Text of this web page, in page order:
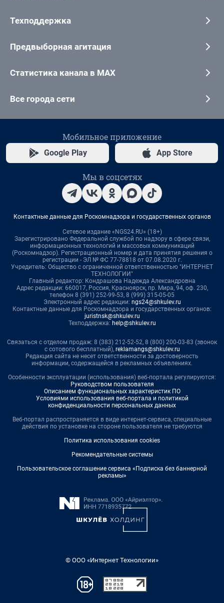
Техподдержка
Предвыборная агитация
Статистика канала в MAX
Все города сети
Мобильное приложение
Google Play App Store
Мы в соцсетях
Контактные данные для Роскомнадзора и государственных органов
Сетевое издание «NGS24.RU» (18+)
Зарегистрировано Федеральной службой по надзору в сфере связи,
информационных технологий и массовых коммуникаций
(Роскомнадзор). Регистрационный номер и дата принятия решения о
регистрации - ЭЛ № ФС 77-78818 от 07.08.2020 г.
Учредитель: Общество с ограниченной ответственностью "ИНТЕРНЕТ
ТЕХНОЛОГИИ"
Главный редактор: Кондрашова Надежда Александровна
Адрес редакции: 660017, Россия, Красноярск, пр. Мира, 94, оф. 230,
телефон 8 (391) 252-99-53, 8 (999) 315-05-05
Электронный адрес редакции: ngs24@shkulev.ru
Контактные данные для Роскомнадзора и государственных органов:
juristnsk@shkulev.ru
Техподдержка: help@shkulev.ru
Связаться с отделом продаж: 8 (383) 212-52-52, 8 (800) 200-03-83 (звонок
с сотового бесплатный), reklamangs@shkulev.ru
Редакция сайта не несет ответственности за достоверность
информации, содержащейся в рекламных объявлениях.
Особенности эксплуатации (использования) веб-портала регулируются:
Руководством пользователя
Описанием функциональных характеристик ПО
Условиями использования веб-портала и политикой
конфиденциальности персональных данных
Веб-портал распространяется в виде интернет-сервиса, специальные
действия по установке на стороне пользователя не требуются
Политика использования cookies
Рекомендательные системы
Пользовательское соглашение сервиса «Подписка без баннерной
рекламы»
© ООО «Интернет Технологии»